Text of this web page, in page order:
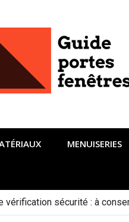
MENUISERIES
vérification sécurité : à